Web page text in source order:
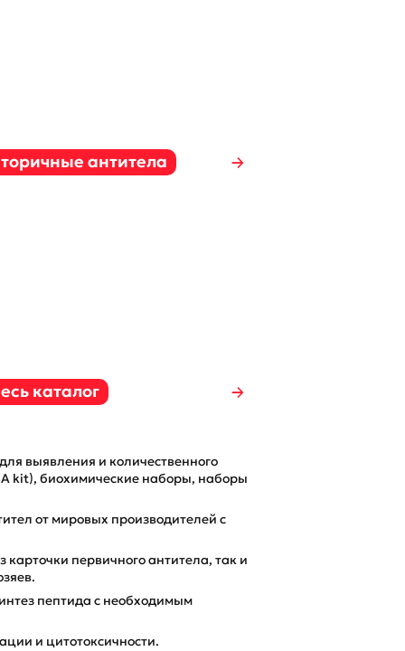
антитела
каталог
выявления и количественного
kit), биохимические наборы, наборы
от мировых производителей с
первичного антитела, так и
пептида с необходимым
и цитотоксичности.